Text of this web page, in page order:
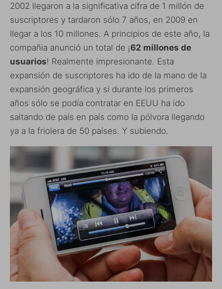
2002 llegaron a la significativa cifra de 1 millón de
suscriptores y tardaron sólo 7 años, en 2009 en
llegar a los 10 millones. A principios de este año, la
compañia anunció un total de ¡62 millones de
usuarios! Realmente impresionante. Esta
expansión de suscriptores ha ido de la mano de la
expansión geográfica y si durante los primeros
años sólo se podía contratar en EEUU ha ido
saltando de país en país como la pólvora llegando
ya a la friolera de 50 países. Y subiendo.